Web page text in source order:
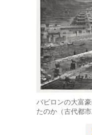
バビロンの大富
たのか（古代都